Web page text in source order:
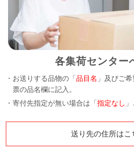
各集荷センター
・お送りする品物の「品目名 」及びご
票の品名欄に記入。
・寄付先指定が無い場合は「指定なし
送り先の住所はこ